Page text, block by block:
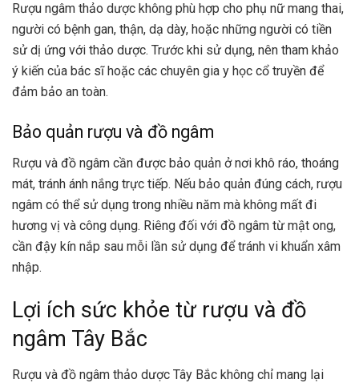
Rượu ngâm thảo dược không phù hợp cho phụ nữ mang thai,
người có bệnh gan, thận, dạ dày, hoặc những người có tiền
sử dị ứng với thảo dược. Trước khi sử dụng, nên tham khảo
ý kiến của bác sĩ hoặc các chuyên gia y học cổ truyền để
đảm bảo an toàn.
Bảo quản rượu và đồ ngâm
Rượu và đồ ngâm cần được bảo quản ở nơi khô ráo, thoáng
mát, tránh ánh nắng trực tiếp. Nếu bảo quản đúng cách, rượu
ngâm có thể sử dụng trong nhiều năm mà không mất đi
hương vị và công dụng. Riêng đối với đồ ngâm từ mật ong,
cần đậy kín nắp sau mỗi lần sử dụng để tránh vi khuẩn xâm
nhập.
Lợi ích sức khỏe từ rượu và đồ
ngâm Tây Bắc
Rượu và đồ ngâm thảo dược Tây Bắc không chỉ mang lại